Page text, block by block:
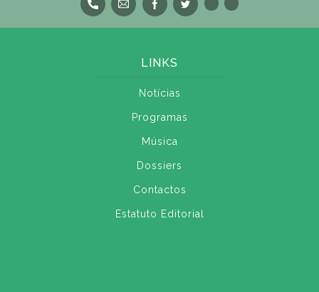
LINKS
Notícias
Programas
Música
Dossiers
Contactos
Estatuto Editorial